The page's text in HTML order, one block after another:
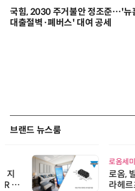
국힘, 2030 주거불안 정조준…'뉴
대출절벽·폐버스' 대여 공세
브랜드 뉴스룸
로옴세미컨덕터코리아
로옴, 발진 출력 4배 높인 2세대 테
라헤르츠파 발진 디바이스 개발